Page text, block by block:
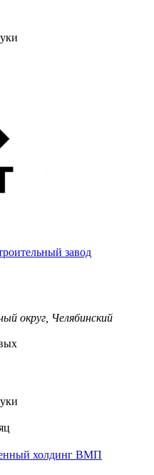
завод
округ, Челябинский
холдинг ВМП